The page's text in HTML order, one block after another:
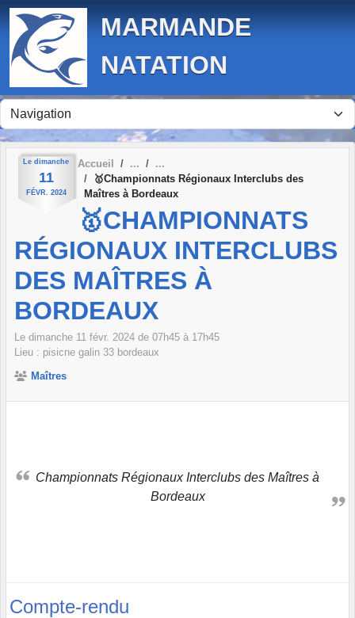
MARMANDE
NATATION
Le dimanche
11
FÉVR. 2024
Accueil
🥇Championnats Régionaux Interclubs des
Maîtres à Bordeaux
🥇CHAMPIONNATS
RÉGIONAUX INTERCLUBS
DES MAÎTRES À
BORDEAUX
Le dimanche 11 févr. 2024 de 07h45 à 17h45
Lieu : pisicne galin 33 bordeaux
Maîtres
Championnats Régionaux Interclubs des Maîtres à
Bordeaux
Compte-rendu
Panneau de gestion des cookies